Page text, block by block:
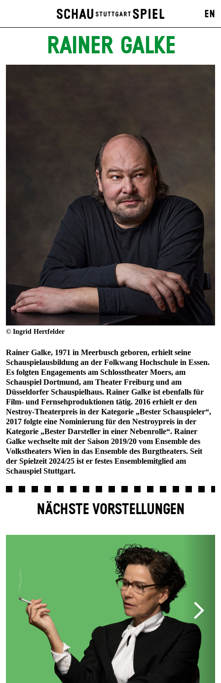
EN
RAINER GALKE
© Ingrid Hertfelder
Rainer Galke, 1971 in Meerbusch geboren, erhielt seine
Schauspielausbildung an der Folkwang Hochschule in Essen.
Es folgten Engagements am Schlosstheater Moers, am
Schauspiel Dortmund, am Theater Freiburg und am
Düsseldorfer Schauspielhaus. Rainer Galke ist ebenfalls für
Film- und Fernsehproduktionen tätig. 2016 erhielt er den
Nestroy-Theaterpreis in der Kategorie „Bester Schauspieler“,
2017 folgte eine Nominierung für den Nestroypreis in der
Kategorie „Bester Darsteller in einer Nebenrolle“. Rainer
Galke wechselte mit der Saison 2019/20 vom Ensemble des
Volkstheaters Wien in das Ensemble des Burgtheaters. Seit
der Spielzeit 2024/25 ist er festes Ensemblemitglied am
Schauspiel Stuttgart.
NÄCHSTE VORSTELLUNGEN